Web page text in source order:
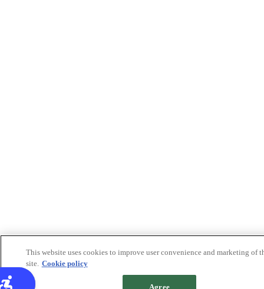
This website uses cookies to improve user convenience and marketing of
site. Cookie policy
Agree